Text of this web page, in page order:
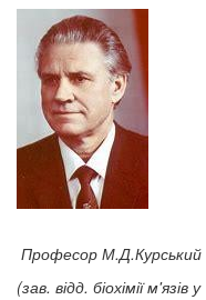
Професор
(зав. відд. біохімії